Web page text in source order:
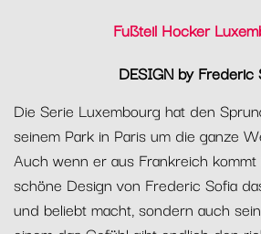
Fußteil Hocker
DESIGN by Frederic
Die Serie Luxembourg hat den
seinem Park in Paris um die ganze
Auch wenn er aus Frankreich
schöne Design von Frederic Sofia
und beliebt macht, sondern auch